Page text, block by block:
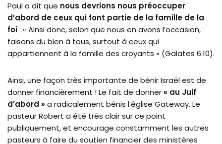
Paul a dit que nous devrions nous préoccuper
d’abord de ceux qui font partie de la famille de la
foi: « Ainsi donc, selon que nous en avons l’occasion,
faisons du bien à tous, surtout à ceux qui
appartiennent à la famille des croyants » (Galates 6:10).
Ainsi, une façon très importante de bénir Israël est de
donner financièrement ! Le fait de donner« au Juif
d’abord » a radicalement bénis l’église Gateway. Le
pasteur Robert a été très clair sur ce point
publiquement, et encourage constamment les autres
pasteurs à faire du soutien financier des ministères